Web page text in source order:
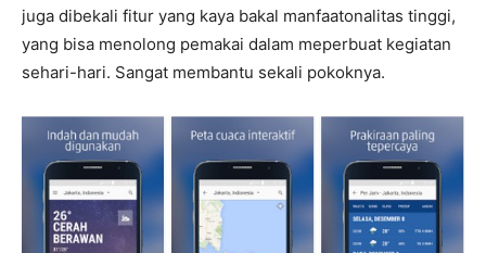
juga dibekali fitur yang kaya bakal manfaatonalitas tinggi,
yang bisa menolong pemakai dalam meperbuat kegiatan
sehari-hari. Sangat membantu sekali pokoknya.